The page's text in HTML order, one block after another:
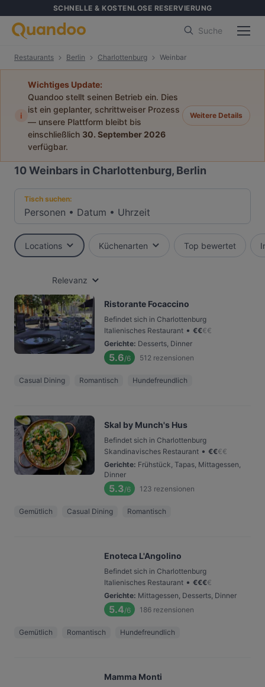
SCHNELLE & KOSTENLOSE RESERVIERUNG
Suche
Restaurants Berlin Charlottenburg Weinbar
i
Wichtiges Update:
Quandoo stellt seinen Betrieb ein. Dies
ist ein geplanter, schrittweiser Prozess
— unsere Plattform bleibt bis
einschließlich 30. September 2026
verfügbar.
Weitere Details
10Weinbars in Charlottenburg, Berlin
Tisch suchen:
Personen • Datum • Uhrzeit
Locations Küchenarten Top bewertet
Relevanz
Ristorante Focaccino
Befindet sich in Charlottenburg
Italienisches Restaurant • €€€€
Gerichte: Desserts, Dinner
5.6/6 512 rezensionen
Casual Dining Romantisch Hundefreundlich
Skal by Munch's Hus
Befindet sich in Charlottenburg
Skandinavisches Restaurant • €€€€
Gerichte: Frühstück, Tapas, Mittagessen,
Dinner
5.3/6 123 rezensionen
Gemütlich Casual Dining Romantisch
Enoteca L'Angolino
Befindet sich in Charlottenburg
Italienisches Restaurant • €€€€
Gerichte: Mittagessen, Desserts, Dinner
5.4/6 186 rezensionen
Gemütlich Romantisch Hundefreundlich
Mamma Monti